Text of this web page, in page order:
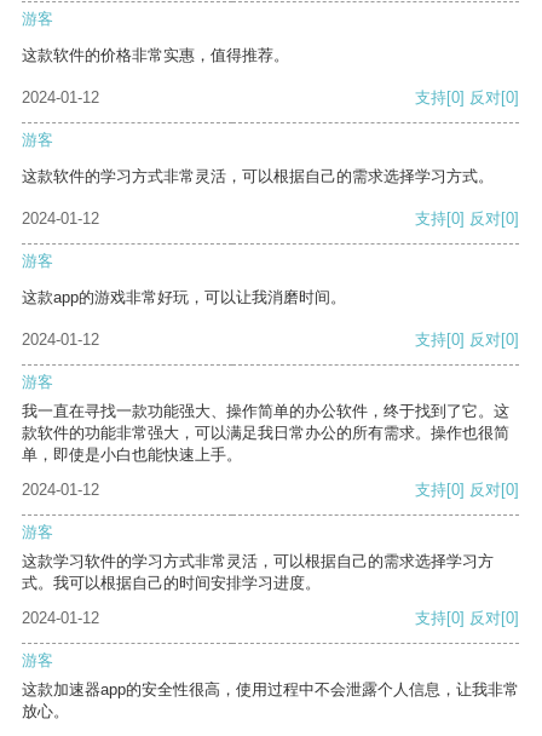
游客
这款软件的价格非常实惠，值得推荐。
2024-01-12 支持[0] 反对[0]
游客
这款软件的学习方式非常灵活，可以根据自己的需求选择学习方式。
2024-01-12 支持[0] 反对[0]
游客
这款app的游戏非常好玩，可以让我消磨时间。
2024-01-12 支持[0] 反对[0]
游客
我一直在寻找一款功能强大、操作简单的办公软件，终于找到了它。这
款软件的功能非常强大，可以满足我日常办公的所有需求。操作也很简
单，即使是小白也能快速上手。
2024-01-12
支持[0] 反对[0]
游客
这款学习软件的学习方式非常灵活，可以根据自己的需求选择学习方
式。我可以根据自己的时间安排学习进度。
2024-01-12
支持[0] 反对[0]
游客
这款加速器app的安全性很高，使用过程中不会泄露个人信息，让我非常
放心。